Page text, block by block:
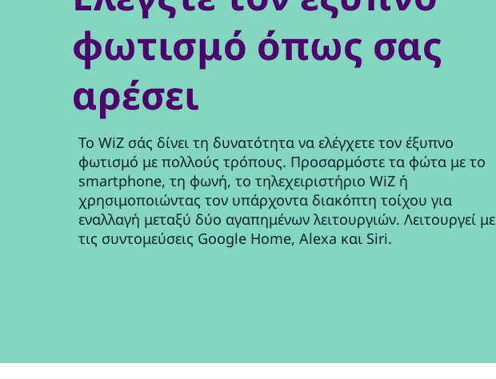
φωτισμό όπως σας
αρέσει
Το WiZ σάς δίνει τη δυνατότητα να ελέγχετε τον έξυπνο
φωτισμό με πολλούς τρόπους. Προσαρμόστε τα φώτα με το
smartphone, τη φωνή, το τηλεχειριστήριο WiZ ή
χρησιμοποιώντας τον υπάρχοντα διακόπτη τοίχου για
εναλλαγή μεταξύ δύο αγαπημένων λειτουργιών. Λειτουργεί με
τις συντομεύσεις Google Home, Alexa και Siri.